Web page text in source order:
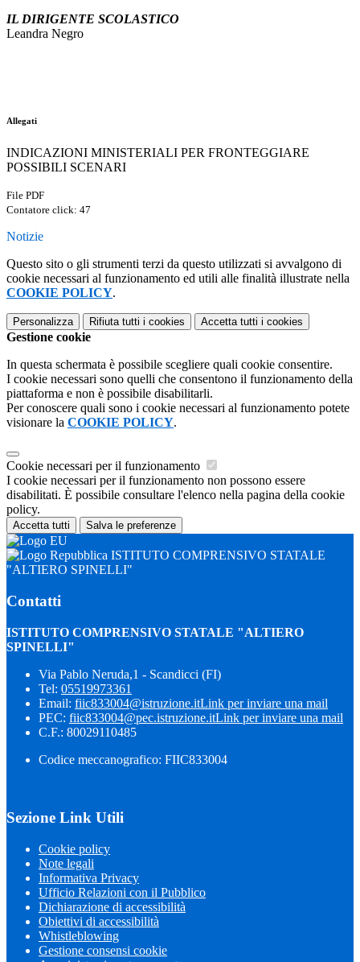
IL DIRIGENTE SCOLASTICO
Leandra Negro
Allegati
INDICAZIONI MINISTERIALI PER FRONTEGGIARE
POSSIBILI SCENARI
File PDF
Contatore click: 47
Notizie
Questo sito o gli strumenti terzi da questo utilizzati si avvalgono di
cookie necessari al funzionamento ed utili alle finalità illustrate nella
COOKIE POLICY.
Personalizza Rifiuta tutti i cookies Accetta tutti i cookies
Gestione cookie
In questa schermata è possibile scegliere quali cookie consentire.
I cookie necessari sono quelli che consentono il funzionamento della
piattaforma e non è possibile disabilitarli.
Per conoscere quali sono i cookie necessari al funzionamento potete
visionare la COOKIE POLICY.
Cookie necessari per il funzionamento
I cookie necessari per il funzionamento non possono essere
disabilitati. È possibile consultare l'elenco nella pagina della cookie
policy.
Accetta tutti Salva le preferenze
ISTITUTO COMPRENSIVO STATALE
"ALTIERO SPINELLI"
Contatti
ISTITUTO COMPRENSIVO STATALE "ALTIERO
SPINELLI"
Via Pablo Neruda,1 - Scandicci (FI)
Tel: 05519973361
Email: fiic833004@istruzione.itLink per inviare una mail
PEC: fiic833004@pec.istruzione.itLink per inviare una mail
C.F.: 80029110485
Codice meccanografico: FIIC833004
Sezione Link Utili
Cookie policy
Note legali
Informativa Privacy
Ufficio Relazioni con il Pubblico
Dichiarazione di accessibilità
Obiettivi di accessibilità
Whistleblowing
Gestione consensi cookie